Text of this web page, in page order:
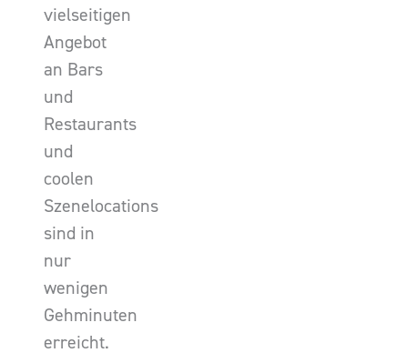
vielseitigen
Angebot
an Bars
und
Restaurants
und
coolen
Szenelocations
sind in
nur
wenigen
Gehminuten
erreicht.